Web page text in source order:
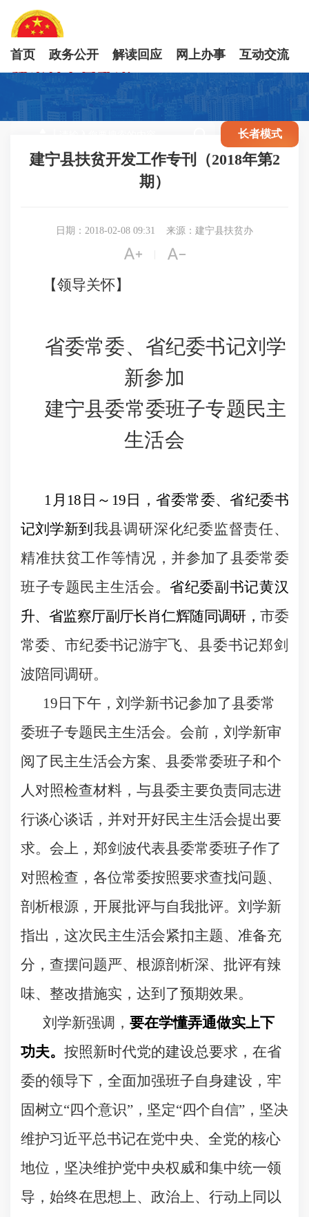
首页 政务公开 解读回应 网上办事 互动交流
长者模式
建宁县扶贫开发工作专刊（2018年第2
期）
日期：2018-02-08 09:31 来源：建宁县扶贫办
 
【领导关怀】
省委常委、省纪委书记刘学
新参加
建宁县委常委班子专题民主
生活会
1 月 18 日 ～ 19 日，省委常委、省纪委书
记刘学新到 我县调研深化纪委监督责任、
精准扶贫工作等情况， 并参加了县委常委
班子专题民主生活会。省纪委副书记黄汉
升、省监察厅副厅长肖仁辉随同调研，市委
常委、市纪委书记游宇飞、县委书记郑剑
波陪同调研。
19 日下午，刘学新书记参加了县委常
委班子专题民主生活会。会前，刘学新审
阅了民主生活会方案、县委常委班子和个
人对照检查材料，与县委主要负责同志进
行谈心谈话，并对开好民主生活会提出要
求。会上，郑剑波代表县委常委班子作了
对照检查，各位常委按照要求查找问题、
剖析根源，开展批评与自我批评。刘学新
指出，这次民主生活会紧扣主题、准备充
分，查摆问题严、根源剖析深、批评有辣
味、整改措施实，达到了预期效果。
刘学新强调， 要在学懂弄通做实上下
功夫。 按照新时代党的建设总要求，在省
委的领导下，全面加强班子自身建设， 牢
固树立“四个意识”，坚定“四个自信”，坚决
维护习近平总书记在党中央、全党的核心
地位，坚决维护党中央权威和集中统一领
导，始终在思想上、政治上、行动上同以